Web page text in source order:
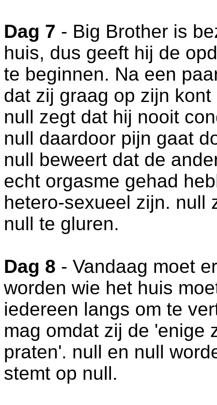
Dag 7 - Big Brother is
huis, dus geeft hij de
te beginnen. Na een
dat zij graag op zijn
null zegt dat hij nooit
null daardoor pijn gaat
null beweert dat de
echt orgasme gehad
hetero-sexueel zijn. null
null te gluren.
Dag 8 - Vandaag moet
worden wie het huis
iedereen langs om te
mag omdat zij de 'enige
praten'. null en null
stemt op null.